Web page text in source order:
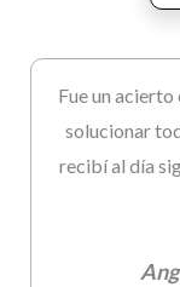
Fue un
solucionar
recibí al día